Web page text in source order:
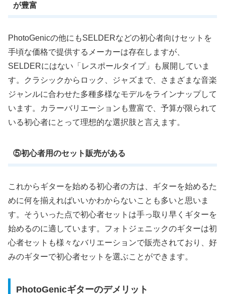
が豊富
PhotoGenicの他にもSELDERなどの初心者向けセットを
手頃な価格で提供するメーカーは存在しますが、
SELDERにはない「レスポールタイプ」も展開していま
す。クラシックからロック、ジャズまで、さまざまな音楽
ジャンルに合わせた多種多様なモデルをラインナップして
います。カラーバリエーションも豊富で、予算が限られて
いる初心者にとって理想的な選択肢と言えます。
⑤初心者用のセット販売がある
これからギターを始める初心者の方は、ギターを始めるた
めに何を揃えればいいかわからないことも多いと思いま
す。そういった点で初心者セットは手っ取り早くギターを
始めるのに適しています。フォトジェニックのギターは初
心者セットも様々なバリエーションで販売されており、好
みのギターで初心者セットを選ぶことができます。
PhotoGenicギターのデメリット